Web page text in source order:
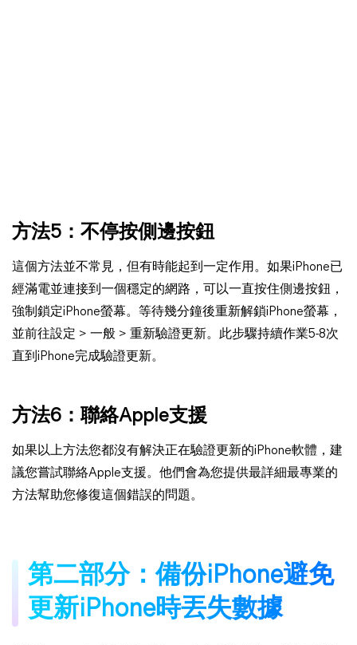
方法5：不停按側邊按鈕
這個方法並不常見，但有時能起到一定作用。如果iPhone已
經滿電並連接到一個穩定的網路，可以一直按住側邊按鈕，
強制鎖定iPhone螢幕。等待幾分鐘後重新解鎖iPhone螢幕，
並前往設定 > 一般 > 重新驗證更新。此步驟持續作業5-8次
直到iPhone完成驗證更新。
方法6：聯絡Apple支援
如果以上方法您都沒有解決正在驗證更新的iPhone軟體，建
議您嘗試聯絡Apple支援。他們會為您提供最詳細最專業的
方法幫助您修復這個錯誤的問題。
第二部分：備份iPhone避免
更新iPhone時丟失數據